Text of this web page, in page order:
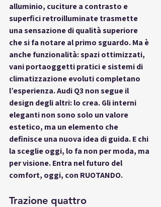
alluminio, cuciture a contrasto e
superfici retroilluminate trasmette
una sensazione di qualità superiore
che si fa notare al primo sguardo. Ma è
anche funzionalità: spazi ottimizzati,
vani portaoggetti pratici e sistemi di
climatizzazione evoluti completano
l’esperienza. Audi Q3 non segue il
design degli altri: lo crea. Gli interni
eleganti non sono solo un valore
estetico, ma un elemento che
definisce una nuova idea di guida. E chi
la sceglie oggi, lo fa non per moda, ma
per visione. Entra nel futuro del
comfort, oggi, con RUOTANDO.
Trazione quattro